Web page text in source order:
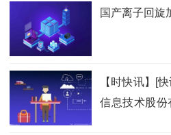
国产离子回旋
【时快讯】[
信息技术股份
股东、董事